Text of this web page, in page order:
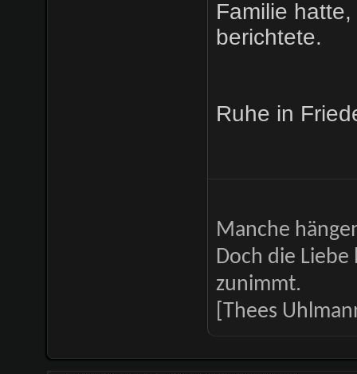
Familie
berichtete.
Ruhe in
Manche
Doch die
zunimmt.
[Thees